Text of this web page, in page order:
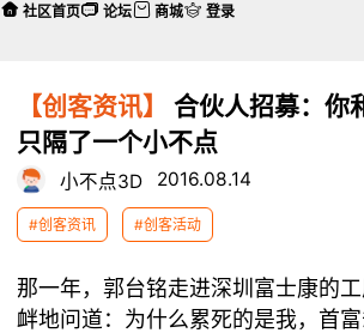
【创客资讯】
合伙人招募：你
只隔了一个小不点
小不点3D 2016.08.14
#创客资讯 #创客活动
那一年，郭台铭走进深圳富士康的
衅地问道：为什么累死的是我，首富
社区首页 论坛 商城 登录